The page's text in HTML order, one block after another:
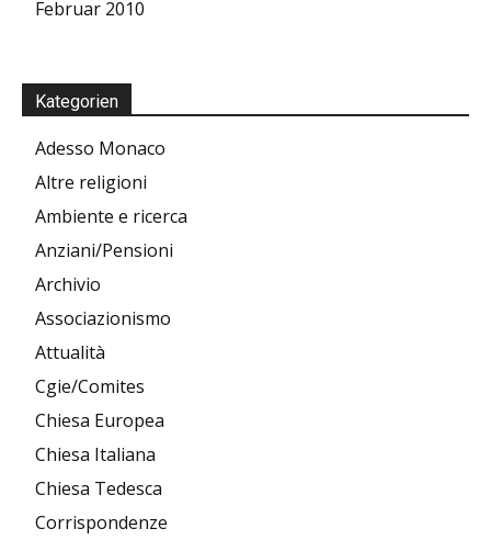
Februar 2010
Kategorien
Adesso Monaco
Altre religioni
Ambiente e ricerca
Anziani/Pensioni
Archivio
Associazionismo
Attualità
Cgie/Comites
Chiesa Europea
Chiesa Italiana
Chiesa Tedesca
Corrispondenze